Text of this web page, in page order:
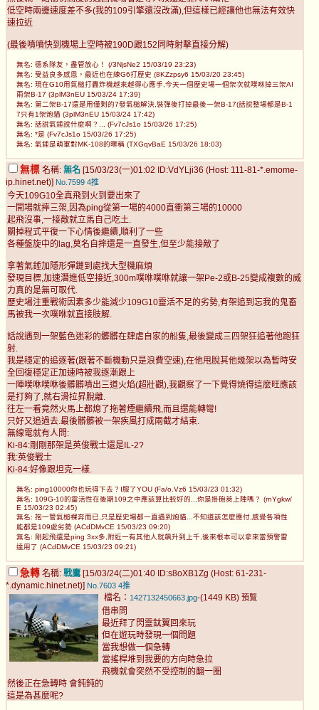
低空時兩邊速度差不多(我的109引擎還沒改滿),但這樣已經讓他也無法有效快
速拉近
(最後噴噴快到機場上空時被190D跟152同時射擊直接分解)
無名: 德系隊友，盡管放心！ (/3NjsNe2 15/03/19 23:23)
無名: 受益良多感恩，最近也在練G6打歷史 (8KZzpsy6 15/03/20 23:45)
無名: 現在G10用氣槌打轟炸機越來越得心應手,今天一個歷史場一個架次就噗咻掉三架AI
兩架B-17 (3plM3nEU 15/03/24 17:39)
無名: 第二架B-17還是用僅剩的7發氣槌解決,裝彈後打掉最後一架B-17(話說整場都是B-1
7只有1架炮貓 (3plM3nEU 15/03/24 17:42)
無名: 話說氣錘說什麼啊？... (Fv7cJs1o 15/03/26 17:25)
無名: *是 (Fv7cJs1o 15/03/26 17:25)
無名: 氣錘是萌軍對MK-108的暱稱 (TXGqvBaE 15/03/26 18:03)
無標 名稱: 無名 [15/03/23(一)01:02 ID:VdYLji36 (Host: 111-81-*.emome-
ip.hinet.net)] No.7599 4推
今天109G10全真飛到火到要出來了
一開場就摔三架,因為ping從第一場的4000直衝第三場的10000
起飛沒事,一接敵就立馬自己吃土.
關掉程式平復一下心情後繼續,順利了一些
各種盤旋中的lag,莫名自摔還是一直發生,但至少能接敵了
拿著氣錘加隱形彈鏈到處找大型機麻煩
發現目標,加速潛進低空接近,300m噗咻噗咻就讓一架Pe-2或B-25變成複數的威
力真的是無可取代.
歷史場注重戰術因素多少能減少109G10靈活不足的劣勢,有架追到忘我的鬼畜
馬被我一次噗咻就直接肢解.
話說遇到一架藍色迷彩的髒髒在肆虐自家的船隻,最後變成三四架狂追著他跑狂
射.
我是穩定的追逐著(跟著不斷機動只是浪費空速),在他甩脫其他幾架以為暫時安
全回復穩定正加速時被我逐漸跟上
一陣噗咻噗咻後髒髒噴出三道火焰(超壯觀),我觀察了一下覺得燒得這麼旺應該
是打夠了,就右滑拉昇脫離.
往左一看竟然火馬上都熄了拖著煙繼續飛,而且還能轉彎!
只好又追過去.最後髒髒被一架疾風打成兩截才結束.
無線電就有人問:
Ki-84:剛剛那架是英俊戰士還是IL-2?
我:英俊戰士
Ki-84:好像跟坦克一樣.
無名: ping10000你也玩得下去？I服了YOU (Fa/o.Vz6 15/03/23 01:32)
無名: 109G-10的靈活性在後期109之中應該算比較好的...你是掛砲莢上陣嗎？ (rnYgkw/
E 15/03/23 02:45)
無名: 抱一管氣槌裸奔而已,只是歷史場都一直遇到炮貓...不知道該怎麼應付,感覺各項性
能都是109處劣勢 (ACdDMvCE 15/03/23 09:20)
無名: 剛起飛還是ping 3xx多,附近一有其他人就飆升到上千,後來根本可以拿來當預警雷
達用了 (ACdDMvCE 15/03/23 09:21)
急轉 名稱: 戰鷹 [15/03/24(二)01:40 ID:s8oXB1Zg (Host: 61-231-
*.dynamic.hinet.net)] No.7603 4推
檔名： 1427132450663.jpg-(1449 KB) 預覽
借串問
最近拜了閃靈鈦翼回來玩
但在遊玩時發現一個問題
當我想做一個急轉
當搖桿堆到我要的方向時急拉
飛機就會突然不受控制的翻一圈
然後正在急轉時 會鈍鈍的
這是為甚麼呢?